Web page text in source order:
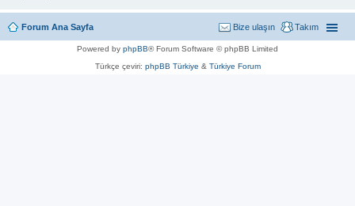
Forum Ana Sayfa Takım
Bize ulaşın
Powered by phpBB® Forum Software © phpBB Limited
Türkçe çeviri: phpBB Türkiye & Türkiye Forum